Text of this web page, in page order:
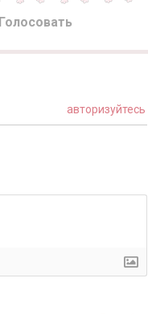
Голосовать
авторизуйтесь